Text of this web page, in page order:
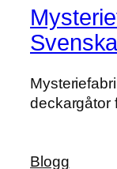
deckargåtor
Blogg